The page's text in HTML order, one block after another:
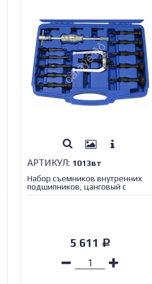
АРТИКУЛ: 1013вт
Набор съемников внутренних
подшипников, цанговый с
обратным молотком 8-58мм
5 611 Р